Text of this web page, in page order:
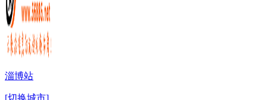
淄博站
[切换城市]